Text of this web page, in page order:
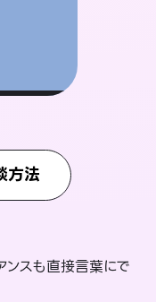
方法
ンスも直接言葉にで